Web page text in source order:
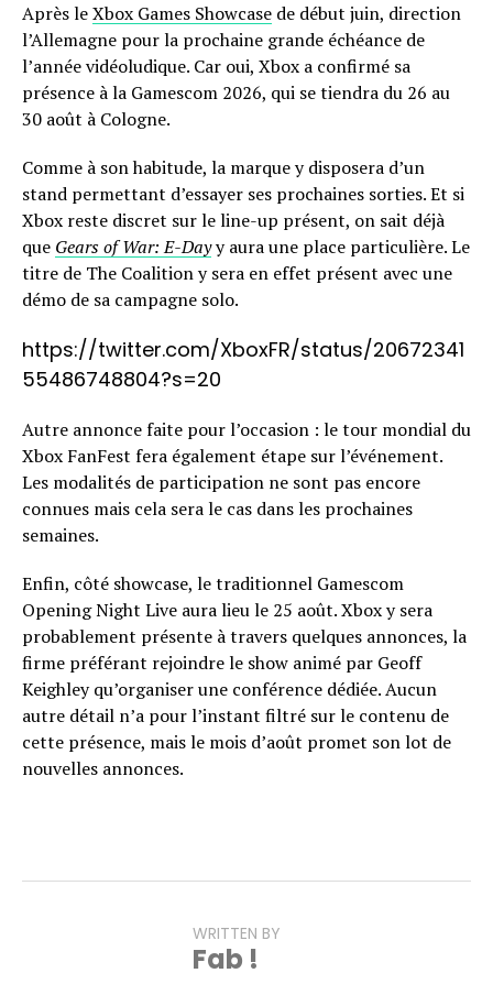
Après leXbox Games Showcase de début juin, direction
l’Allemagne pour la prochaine grande échéance de
l’année vidéoludique. Car oui, Xbox a confirmé sa
présence à la Gamescom 2026, qui se tiendra du 26 au
30 août à Cologne.
Comme à son habitude, la marque y disposera d’un
stand permettant d’essayer ses prochaines sorties. Et si
Xbox reste discret sur le line-up présent, on sait déjà
que Gears of War: E-Dayy aura une place particulière. Le
titre de The Coalition y sera en effet présent avec une
démo de sa campagne solo.
https://twitter.com/XboxFR/status/20672341
55486748804?s=20
Autre annonce faite pour l’occasion : le tour mondial du
Xbox FanFest fera également étape sur l’événement.
Les modalités de participation ne sont pas encore
connues mais cela sera le cas dans les prochaines
semaines.
Enfin, côté showcase, le traditionnel Gamescom
Opening Night Live aura lieu le 25 août. Xbox y sera
probablement présente à travers quelques annonces, la
firme préférant rejoindre le show animé par Geoff
Keighley qu’organiser une conférence dédiée. Aucun
autre détail n’a pour l’instant filtré sur le contenu de
cette présence, mais le mois d’août promet son lot de
nouvelles annonces.
WRITTEN BY
Fab !